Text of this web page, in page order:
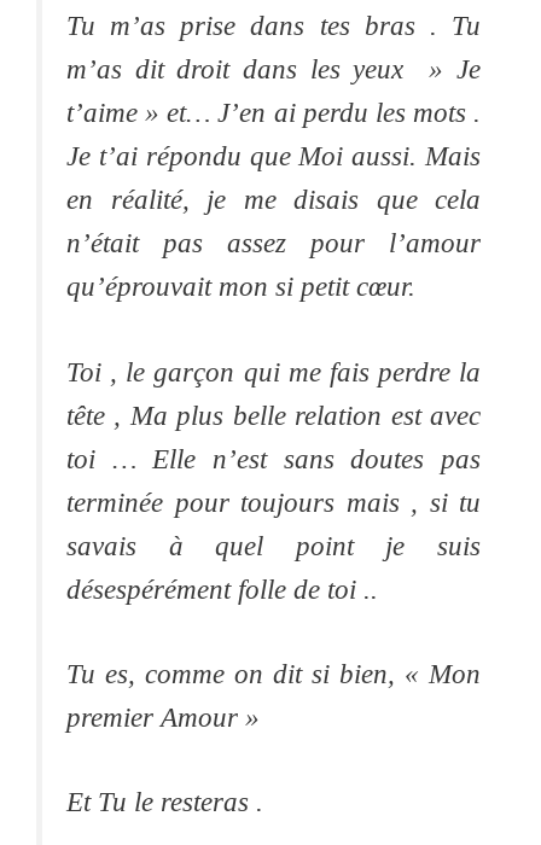
Tu m’as prise dans tes bras . Tu
m’as dit droit dans les yeux » Je
t’aime » et… J’en ai perdu les mots .
Je t’ai répondu que Moi aussi. Mais
en réalité, je me disais que cela
n’était pas assez pour l’amour
qu’éprouvait mon si petit cœur.
Toi , le garçon qui me fais perdre la
tête , Ma plus belle relation est avec
toi … Elle n’est sans doutes pas
terminée pour toujours mais , si tu
savais à quel point je suis
désespérément folle de toi ..
Tu es, comme on dit si bien, « Mon
premier Amour »
Et Tu le resteras .